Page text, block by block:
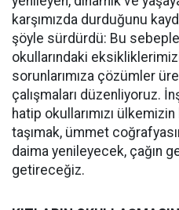
karşımızda durduğunu
şöyle sürdürdü: Bu
okullarındaki
sorunlarımıza çözümler
çalışmaları düzenliyoruz.
hatip okullarımızı
taşımak, ümmet
daima yenileyecek, çağın
getireceğiz.